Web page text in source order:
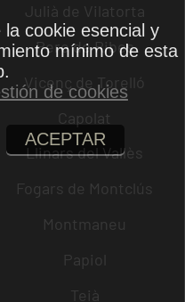
Julià de Vilatorta
Pere de Ribes
Vicenç de Torelló
Capolat
Llinars del Vallès
Fogars de Montclús
Montmaneu
Papiol
Teià
cookie esencial y
mínimo de esta
de cookies
ACEPTAR